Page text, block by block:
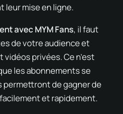
leur mise en ligne.
avec MYM Fans, il faut
de votre audience et
privées. Ce n’est
les abonnements se
de gagner de
et rapidement.